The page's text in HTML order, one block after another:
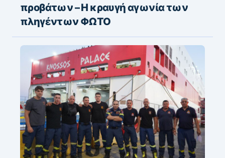
προβάτων – Η κραυγή αγωνία των
πληγέντων ΦΩΤΟ